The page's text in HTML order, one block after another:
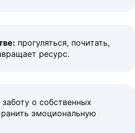
прогуляться, почитать,
ресурс.
о собственных
эмоциональную